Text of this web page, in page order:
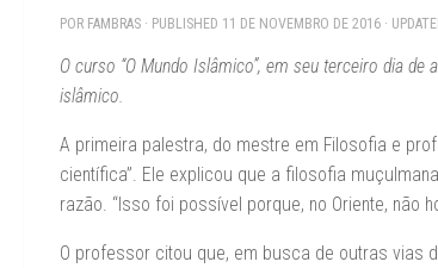
POR FAMBRAS · PUBLISHED 11 DE NOVEMBRO DE 2016 ·
O curso “O Mundo Islâmico”, em seu terceiro dia
islâmico.
A primeira palestra, do mestre em Filosofia e
científica”. Ele explicou que a filosofia
razão. “Isso foi possível porque, no Oriente, não
O professor citou que, em busca de outras vias